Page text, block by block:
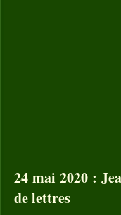
24 mai 2020 :
de lettres